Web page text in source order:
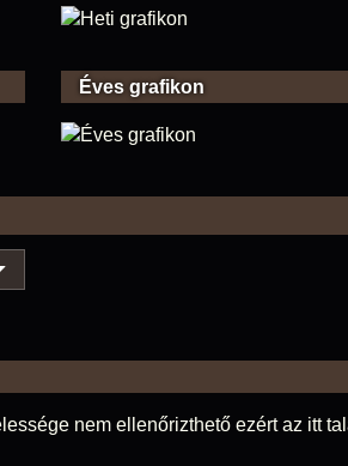
Éves grafikon
nem ellenőrizthető ezért az itt